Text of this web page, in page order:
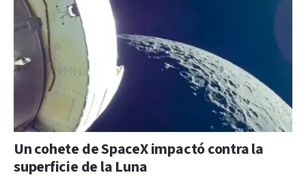
Un cohete de SpaceX impactó contra la
superficie de la Luna